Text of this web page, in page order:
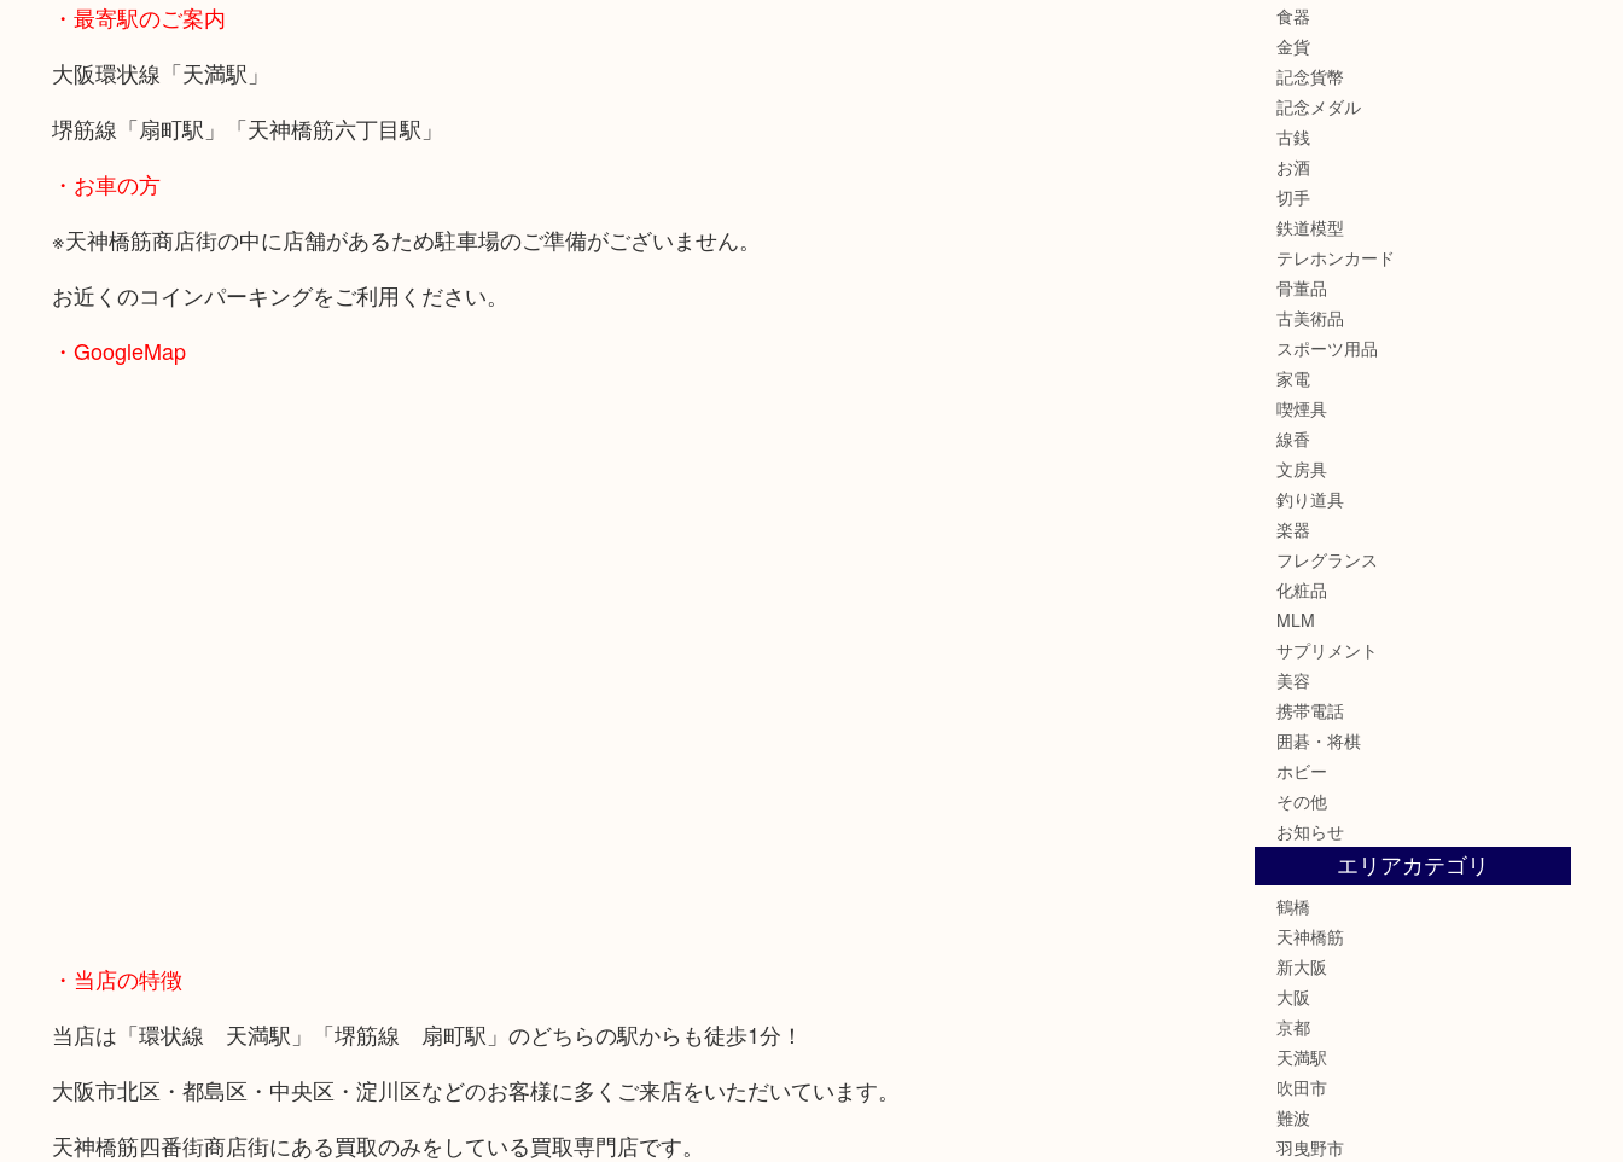
・最寄駅のご案内
大阪環状線「天満駅」
堺筋線「扇町駅」「天神橋筋六丁目駅」
・お車の方
※天神橋筋商店街の中に店舗があるため駐車場のご準備がございません。
お近くのコインパーキングをご利用ください。
・GoogleMap
・当店の特徴
当店は「環状線 天満駅」「堺筋線 扇町駅」のどちらの駅からも徒歩1分！
大阪市北区・都島区・中央区・淀川区などのお客様に多くご来店をいただいています。
天神橋筋四番街商店街にある買取のみをしている買取専門店です。
食器
金貨
記念貨幣
記念メダル
古銭
お酒
切手
鉄道模型
テレホンカード
骨董品
古美術品
スポーツ用品
家電
喫煙具
線香
文房具
釣り道具
楽器
フレグランス
化粧品
MLM
サプリメント
美容
携帯電話
囲碁・将棋
ホビー
その他
お知らせ
エリアカテゴリ
鶴橋
天神橋筋
新大阪
大阪
京都
天満駅
吹田市
難波
羽曳野市